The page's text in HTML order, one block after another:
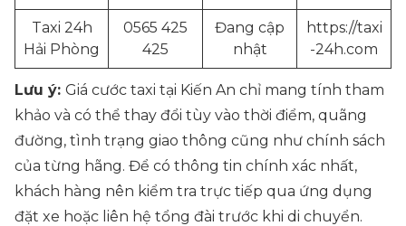
Taxi 24h
Hải Phòng
0565 425
425
Đang cập
nhật
https://taxi
-24h.com
Lưu ý: Giá cước taxi tại Kiến An chỉ mang tính tham
khảo và có thể thay đổi tùy vào thời điểm, quãng
đường, tình trạng giao thông cũng như chính sách
của từng hãng. Để có thông tin chính xác nhất,
khách hàng nên kiểm tra trực tiếp qua ứng dụng
đặt xe hoặc liên hệ tổng đài trước khi di chuyển.